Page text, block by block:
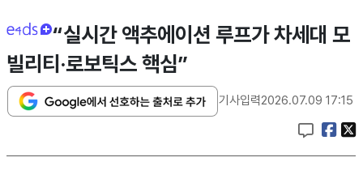
“실시간 액추에이션 루프가 차세대 모
빌리티·로보틱스 핵심”
기사입력2026.07.09 17:15